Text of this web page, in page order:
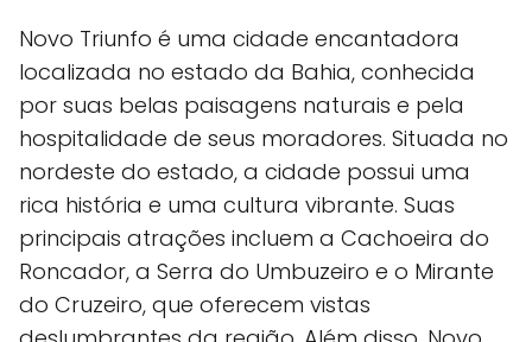
Novo Triunfo é uma cidade encantadora
localizada no estado da Bahia, conhecida
por suas belas paisagens naturais e pela
hospitalidade de seus moradores. Situada no
nordeste do estado, a cidade possui uma
rica história e uma cultura vibrante. Suas
principais atrações incluem a Cachoeira do
Roncador, a Serra do Umbuzeiro e o Mirante
do Cruzeiro, que oferecem vistas